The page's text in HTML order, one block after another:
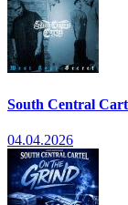
South Central
04.04.2026